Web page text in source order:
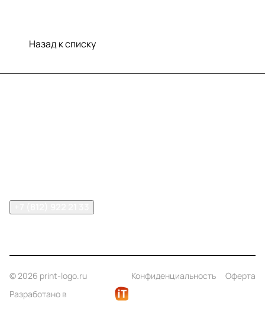
Назад к списку
© 2026 print-logo.ru Конфиденциальность
Оферта
Разработано в